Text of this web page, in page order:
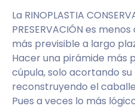
La RINOPLASTIA
PRESERVACIÓN es
más previsible a largo
Hacer una pirámide más
cúpula, solo acortando
reconstruyendo el
Pues a veces lo más